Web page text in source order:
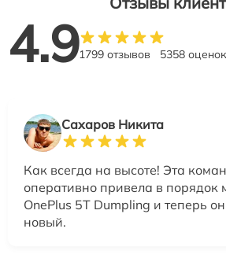
4.91799 отзывов 5358 оценок
Сахаров Никита
Как всегда на высоте! Эта
оперативно привела в порядок
OnePlus 5T Dumpling и теперь
новый.